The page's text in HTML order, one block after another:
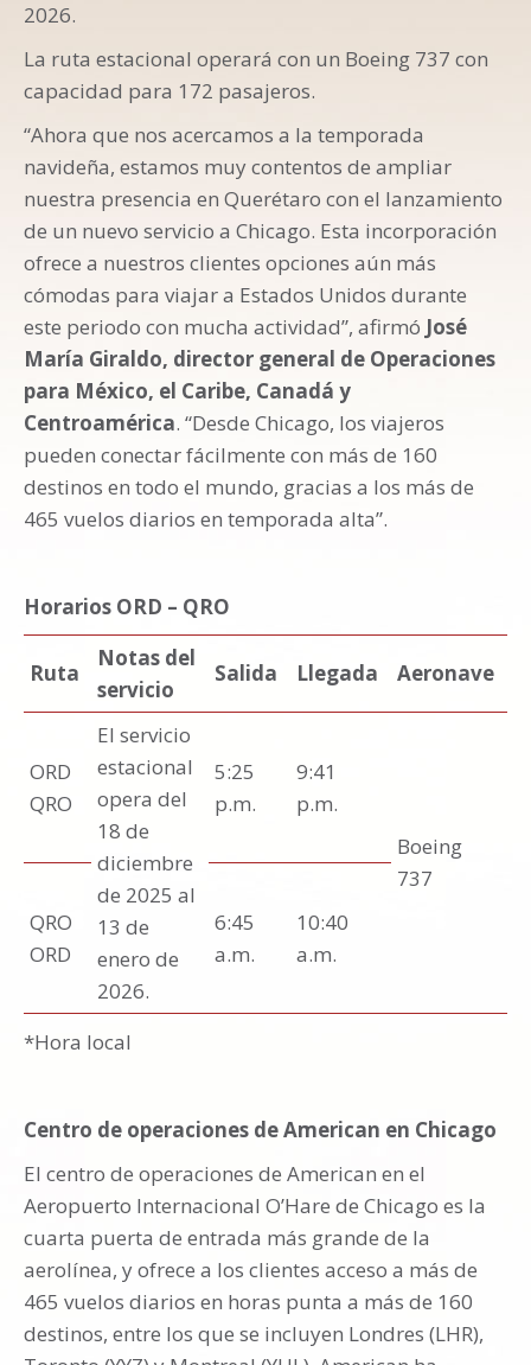
2026.
La ruta estacional operará con un Boeing 737 con
capacidad para 172 pasajeros.
“Ahora que nos acercamos a la temporada
navideña, estamos muy contentos de ampliar
nuestra presencia en Querétaro con el lanzamiento
de un nuevo servicio a Chicago. Esta incorporación
ofrece a nuestros clientes opciones aún más
cómodas para viajar a Estados Unidos durante
este periodo con mucha actividad”, afirmó José
María Giraldo, director general de Operaciones
para México, el Caribe, Canadá y
Centroamérica. “Desde Chicago, los viajeros
pueden conectar fácilmente con más de 160
destinos en todo el mundo, gracias a los más de
465 vuelos diarios en temporada alta”.
Horarios ORD – QRO
Ruta
Notas del
servicio
Salida Llegada Aeronave
ORD
QRO
El servicio
estacional
opera del
18 de
diciembre
de 2025 al
13 de
enero de
2026.
5:25
p.m.
9:41
p.m.
Boeing
737
QRO
ORD
6:45
a.m.
10:40
a.m.
*Hora local
Centro de operaciones de American en Chicago
El centro de operaciones de American en el
Aeropuerto Internacional O’Hare de Chicago es la
cuarta puerta de entrada más grande de la
aerolínea, y ofrece a los clientes acceso a más de
465 vuelos diarios en horas punta a más de 160
destinos, entre los que se incluyen Londres (LHR),